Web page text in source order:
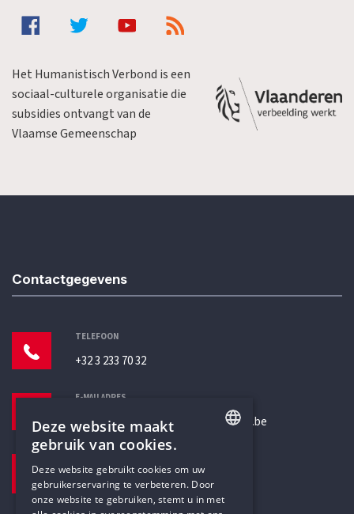
Het Humanistisch Verbond is een
sociaal-culturele organisatie die
subsidies ontvangt van de
Vlaamse Gemeenschap
Contactgegevens
TELEFOON
+32 3 233 70 32
E-MAILADRES
secretariaat@humanistischverbond.be
Pottenbrug 4
Antwerpen, 2000
DUTCH
Deze website maakt
gebruik van cookies.
Deze website gebruikt cookies om uw
gebruikerservaring te verbeteren. Door
onze website te gebruiken, stemt u in met